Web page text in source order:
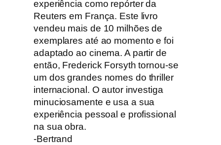
d
e
r
i
c
k
F
o
r
s
y
experiência como repórter da
Reuters em França. Este livro
vendeu mais de 10 milhões de
exemplares até ao momento e foi
adaptado ao cinema. A partir de
então, Frederick Forsyth tornou-se
um dos grandes nomes do thriller
internacional. O autor investiga
minuciosamente e usa a sua
experiência pessoal e profissional
na sua obra.
-Bertrand